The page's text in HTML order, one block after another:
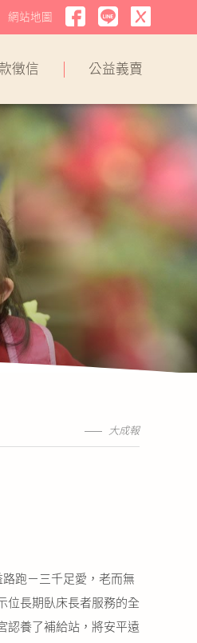
徵信 公益義賣
網站地圖
大成報
跑－三千足愛，老而無
位長期臥床長者服務的全
認養了補給站，將安平遠